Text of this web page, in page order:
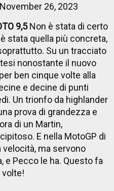
November 26, 2023
9,5Non è stata di certo
stata quella più concreta,
Su un tracciato
nonostante il nuovo
ben cinque volte alla
e decine di punti
Un trionfo da highlander
prova di grandezza e
di un Martin,
E nella MotoGP di
ma servono
e Pecco le ha. Questo fa
volte!